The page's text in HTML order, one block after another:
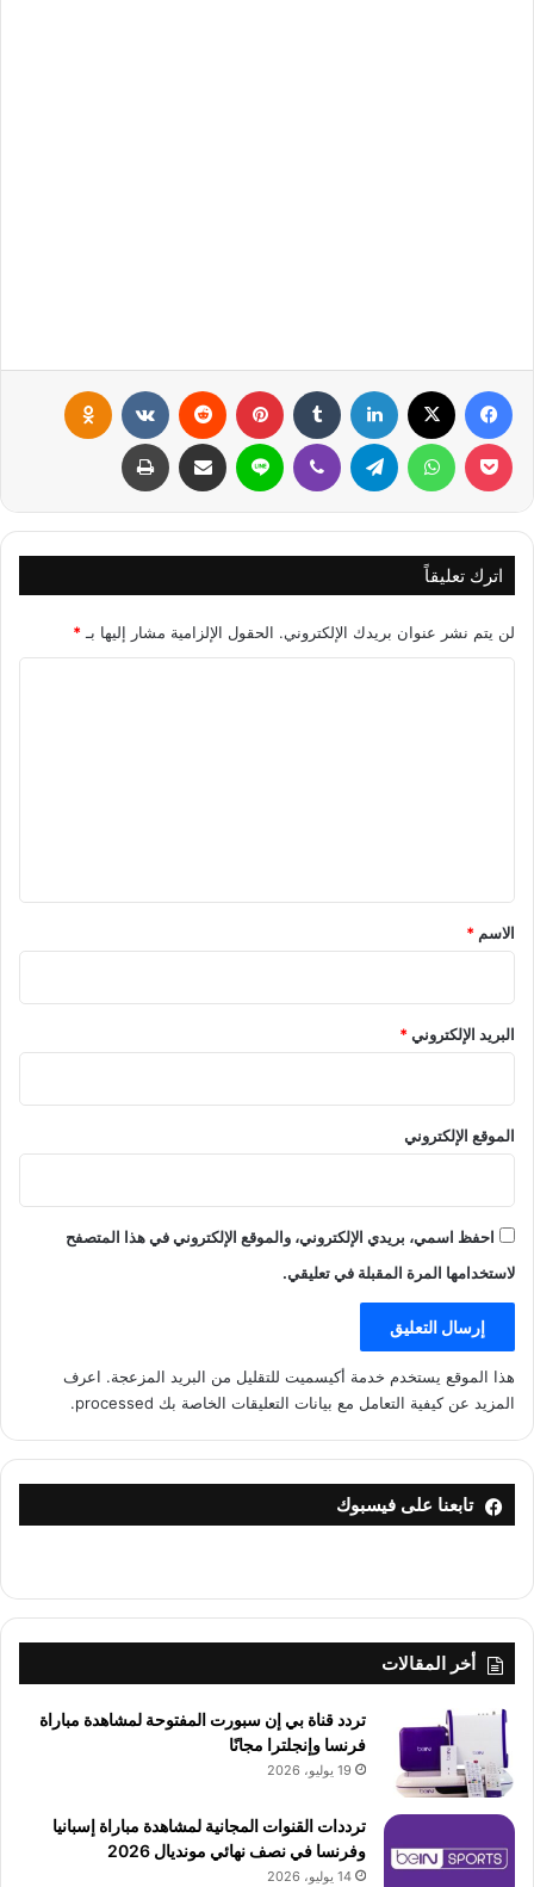
اترك تعليقاً
لن يتم نشر عنوان بريدك الإلكتروني. الحقول الإلزامية مشار إليها بـ *
*
الاسم *
البريد الإلكتروني*
الموقع الإلكتروني
احفظ اسمي، بريدي الإلكتروني، والموقع الإلكتروني في هذا المتصفح
لاستخدامها المرة المقبلة في تعليقي.
هذا الموقع يستخدم خدمة أكيسميت للتقليل من البريد المزعجة. اعرف
المزيد عن كيفية التعامل مع بيانات التعليقات الخاصة بك processed
.
تابعنا على فيسبوك
أخر المقالات
تردد قناة بي إن سبورت المفتوحة لمشاهدة مباراة
فرنسا وإنجلترا مجانًا
19 يوليو، 2026
ترددات القنوات المجانية لمشاهدة مباراة إسبانيا
وفرنسا في نصف نهائي مونديال 2026
14 يوليو، 2026